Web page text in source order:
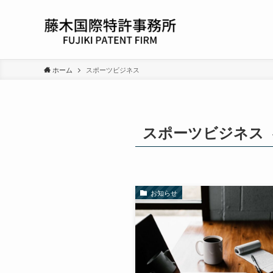
ホーム スポーツビジネス
スポーツビジネス
お知らせ